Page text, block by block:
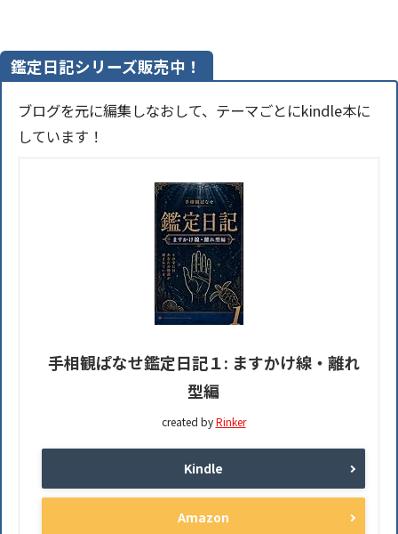
鑑定日記シリーズ販売中！
ブログを元に編集しなおして、テーマごとにkindle本に
しています！
手相観ぱなせ鑑定日記１: ますかけ線・離れ
型編
created byRinker
Kindle
Amazon